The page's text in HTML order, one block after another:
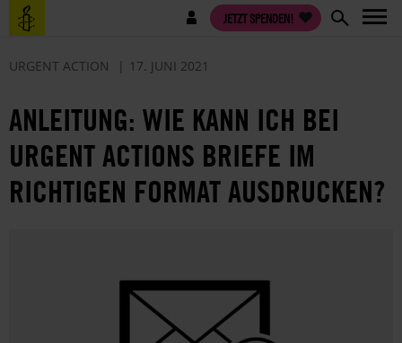
Direkt
zum
Benutzermenü JETZT SPENDEN!
URGENT ACTION 17. JUNI 2021
ANLEITUNG: WIE KANN ICH BEI
URGENT ACTIONS BRIEFE IM
RICHTIGEN FORMAT AUSDRUCKEN?